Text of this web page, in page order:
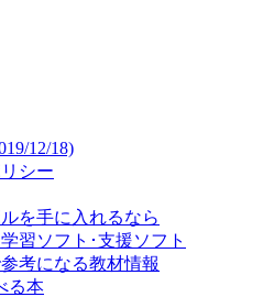
12/18)
シー
を手に入れるなら
習ソフト･支援ソフト
考になる教材情報
る本